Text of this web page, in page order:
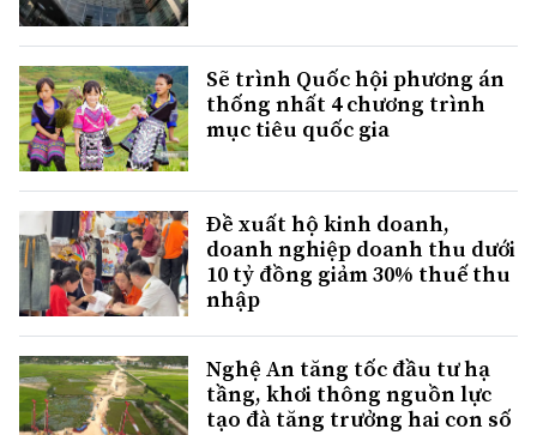
Sẽ trình Quốc hội phương án
thống nhất 4 chương trình
mục tiêu quốc gia
Đề xuất hộ kinh doanh,
doanh nghiệp doanh thu dưới
10 tỷ đồng giảm 30% thuế thu
nhập
Nghệ An tăng tốc đầu tư hạ
tầng, khơi thông nguồn lực
tạo đà tăng trưởng hai con số